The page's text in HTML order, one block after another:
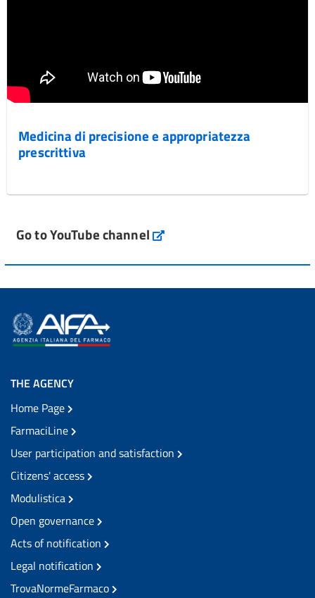
Medicina di precisione e appropriatezza
prescrittiva
Go to YouTube channel
THE AGENCY
Home Page
FarmaciLine
User participation and satisfaction
Citizens' access
Modulistica
Open governance
Acts of notification
Legal notification
TrovaNormeFarmaco